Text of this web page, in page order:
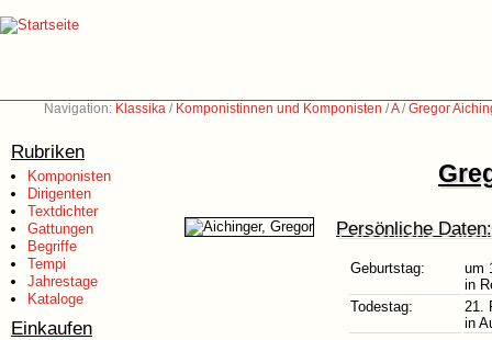
Navigation: Klassika / Komponistinnen und Komponisten /A/Gregor
Rubriken
Komponisten
Dirigenten
Textdichter
Gattungen
Begriffe
Tempi
Jahrestage
Kataloge
Einkaufen
Persönliche Daten:
Geburtstag:
um
in
Todestag:
21.
in